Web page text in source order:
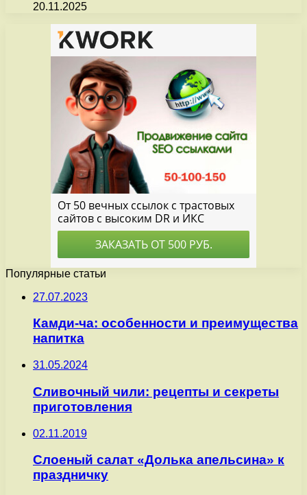
20.11.2025
Популярные статьи
27.07.2023
Камди-ча: особенности и преимущества
напитка
31.05.2024
Сливочный чили: рецепты и секреты
приготовления
02.11.2019
Слоеный салат «Долька апельсина» к
праздничку